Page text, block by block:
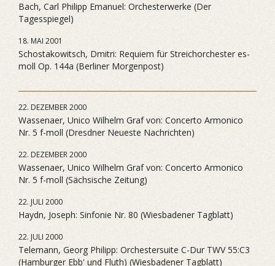
Bach, Carl Philipp Emanuel: Orchesterwerke (Der
Tagesspiegel)
18. MAI 2001
Schostakowitsch, Dmitri: Requiem für Streichorchester es-
moll Op. 144a (Berliner Morgenpost)
22. DEZEMBER 2000
Wassenaer, Unico Wilhelm Graf von: Concerto Armonico
Nr. 5 f-moll (Dresdner Neueste Nachrichten)
22. DEZEMBER 2000
Wassenaer, Unico Wilhelm Graf von: Concerto Armonico
Nr. 5 f-moll (Sächsische Zeitung)
22. JULI 2000
Haydn, Joseph: Sinfonie Nr. 80 (Wiesbadener Tagblatt)
22. JULI 2000
Telemann, Georg Philipp: Orchestersuite C-Dur TWV 55:C3
(Hamburger Ebb' und Fluth) (Wiesbadener Tagblatt)